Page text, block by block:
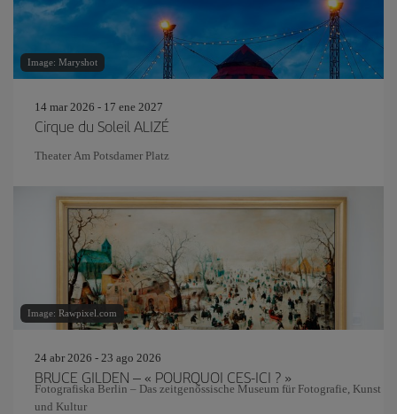
Image: Maryshot
14 mar 2026 - 17 ene 2027
Cirque du Soleil ALIZÉ
Theater Am Potsdamer Platz
Image: Rawpixel.com
24 abr 2026 - 23 ago 2026
BRUCE GILDEN – « POURQUOI CES-ICI ? »
Fotografiska Berlin – Das zeitgenössische Museum für Fotografie, Kunst
und Kultur